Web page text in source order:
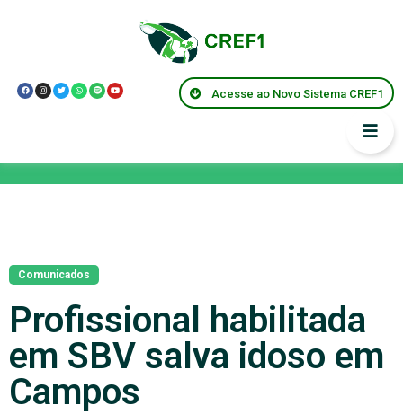
Acesse ao Novo Sistema CREF1
Comunicados
Profissional habilitada
em SBV salva idoso em
Campos